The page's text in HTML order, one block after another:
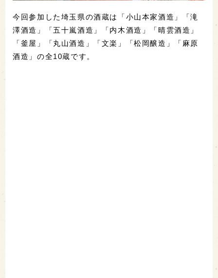
今回参加した埼玉県の酒蔵は「小山本家酒造」「滝
澤酒造」「五十嵐酒造」「内木酒造」「晴雲酒造」
「釜屋」「丸山酒造」「文楽」「松岡醸造」「麻原
酒造」の全10蔵です。